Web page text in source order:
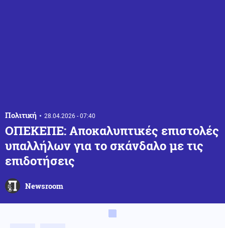
Πολιτική 28.04.2026 - 07:40
ΟΠΕΚΕΠΕ: Αποκαλυπτικές επιστολές
υπαλλήλων για το σκάνδαλο με τις
επιδοτήσεις
Newsroom